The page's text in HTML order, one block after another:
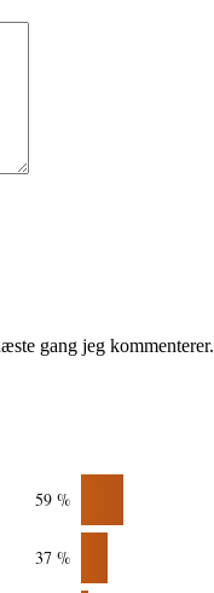
gang jeg kommenterer.
59 %
37 %